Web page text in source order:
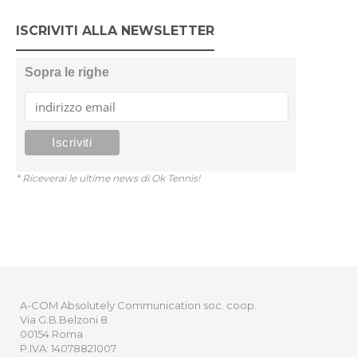
ISCRIVITI ALLA NEWSLETTER
Sopra le righe
* Riceverai le ultime news di Ok Tennis!
A-COM Absolutely Communication soc. coop.
Via G.B.Belzoni 8
00154 Roma
P.IVA: 14078821007